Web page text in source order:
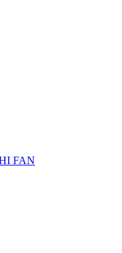
FAN